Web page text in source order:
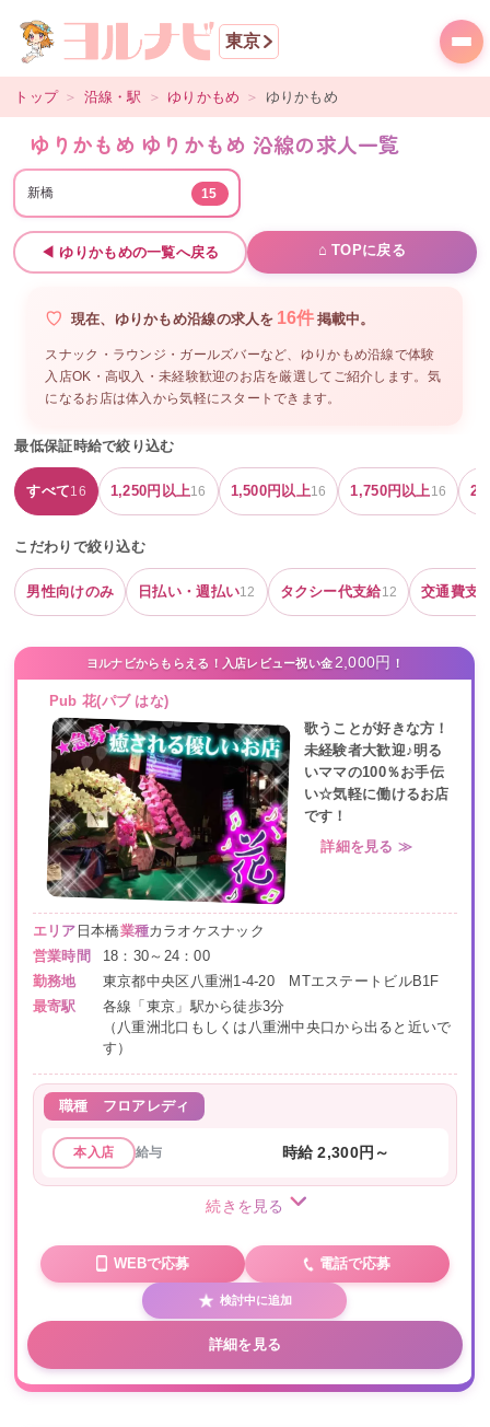
東京
トップ ＞ 沿線・駅 ＞ ゆりかもめ ＞ ゆりかもめ
ゆりかもめ ゆりかもめ 沿線の求人一覧
新橋 15
◀ゆりかもめの一覧へ戻る ⌂ TOPに戻る
現在、 ゆりかもめ沿線の求人を 16件 掲載中。
スナック・ラウンジ・ガールズバーなど、 ゆりかもめ沿線で体験
入店OK・高収入・未経験歓迎のお店を厳選してご紹介します。気
になるお店は体入から気軽にスタートできます。
最低保証時給で絞り込む
すべて16 1,250円以上16 1,500円以上16 1,750円以上16
こだわりで絞り込む
男性向けのみ 日払い・週払い12 タクシー代支給12 交通費支
ヨルナビからもらえる！入店レビュー祝い金2,000円 ！
Pub 花(パブ はな)
歌うことが好きな方！
未経験者大歓迎♪明る
いママの100％お手伝
い☆気軽に働けるお店
です！
詳細を見る ≫
エリア 日本橋業種カラオケスナック
営業時間
18：30～24：00
勤務地
東京都中央区八重洲1-4-20 MTエステートビルB1F
最寄駅
各線「東京」駅から徒歩3分
（八重洲北口もしくは八重洲中央口から出ると近いで
す）
職種 フロアレディ
本入店 給与 時給 2,300円～
続きを見る
WEBで応募 電話で応募
検討中に追加
詳細を見る